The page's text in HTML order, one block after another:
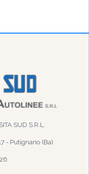
SUD S.R.L.
- Putignano (Ba)